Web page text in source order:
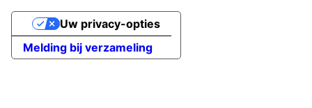
Melding bij verzameling
Uw privacy-opties